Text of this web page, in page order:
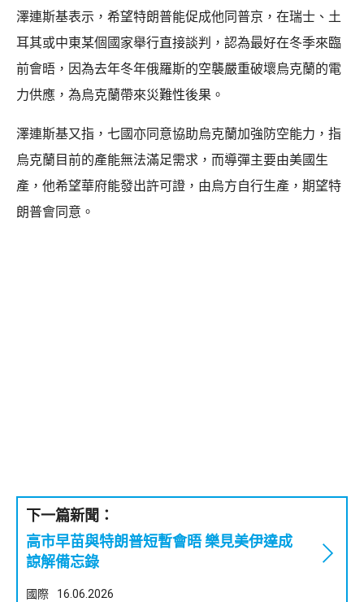
澤連斯基表示，希望特朗普能促成他同普京，在瑞士、土
耳其或中東某個國家舉行直接談判，認為最好在冬季來臨
前會晤，因為去年冬年俄羅斯的空襲嚴重破壞烏克蘭的電
力供應，為烏克蘭帶來災難性後果。
澤連斯基又指，七國亦同意協助烏克蘭加強防空能力，指
烏克蘭目前的產能無法滿足需求，而導彈主要由美國生
產，他希望華府能發出許可證，由烏方自行生產，期望特
朗普會同意。
下一篇新聞：
高市早苗與特朗普短暫會晤 樂見美伊達成
諒解備忘錄
國際 16.06.2026